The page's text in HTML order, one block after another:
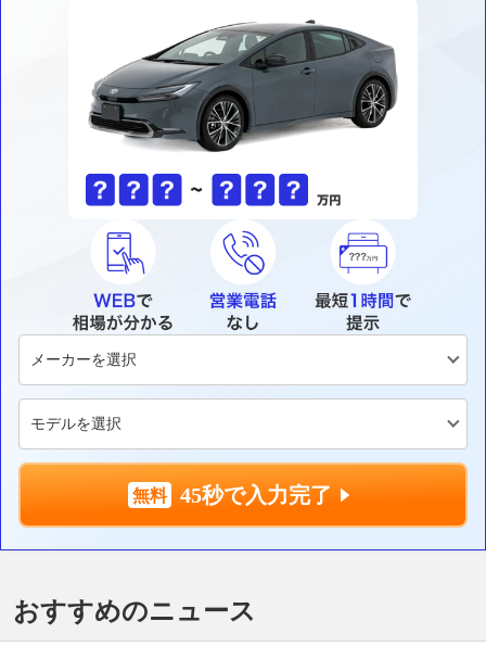
45秒で入力完了
おすすめのニュース